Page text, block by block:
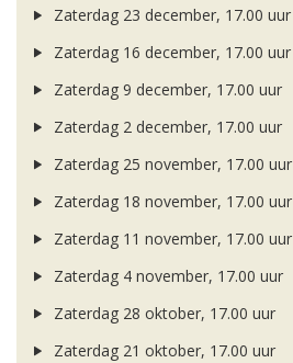
Zaterdag 23 december, 17.00 uur
Zaterdag 16 december, 17.00 uur
Zaterdag 9 december, 17.00 uur
Zaterdag 2 december, 17.00 uur
Zaterdag 25 november, 17.00 uur
Zaterdag 18 november, 17.00 uur
Zaterdag 11 november, 17.00 uur
Zaterdag 4 november, 17.00 uur
Zaterdag 28 oktober, 17.00 uur
Zaterdag 21 oktober, 17.00 uur